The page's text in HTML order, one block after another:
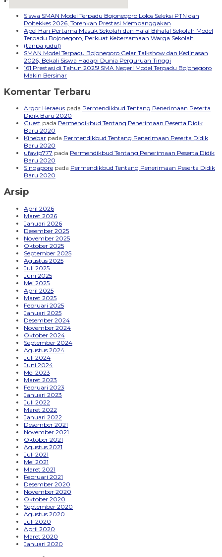
embedgooglemap.net
Siswa SMAN Model Terpadu Bojonegoro Lolos Seleksi PTN dan
Poltekkes 2026, Torehkan Prestasi Membanggakan
Apel Hari Pertama Masuk Sekolah dan Halal Bihalal Sekolah Model
Terpadu Bojonegoro, Perkuat Kebersamaan Warga Sekolah
(tanpa judul)
SMAN Model Terpadu Bojonegoro Gelar Talkshow dan Kedinasan
2026, Bekali Siswa Hadapi Dunia Perguruan Tinggi
161 Prestasi di Tahun 2025! SMA Negeri Model Terpadu Bojonegoro
Makin Bersinar
Komentar Terbaru
Argor Heraeus pada Permendikbud Tentang Penerimaan Peserta
Didik Baru 2020
Guest pada Permendikbud Tentang Penerimaan Peserta Didik
Baru 2020
Kinebar pada Permendikbud Tentang Penerimaan Peserta Didik
Baru 2020
ufavip777 pada Permendikbud Tentang Penerimaan Peserta Didik
Baru 2020
Singapore pada Permendikbud Tentang Penerimaan Peserta Didik
Baru 2020
Arsip
April 2026
Maret 2026
Januari 2026
Desember 2025
November 2025
Oktober 2025
September 2025
Agustus 2025
Juli 2025
Juni 2025
Mei 2025
April 2025
Maret 2025
Februari 2025
Januari 2025
Desember 2024
November 2024
Oktober 2024
September 2024
Agustus 2024
Juli 2024
Juni 2024
Mei 2023
Maret 2023
Februari 2023
Januari 2023
Juli 2022
Maret 2022
Januari 2022
Desember 2021
November 2021
Oktober 2021
Agustus 2021
Juli 2021
Mei 2021
Maret 2021
Februari 2021
Desember 2020
November 2020
Oktober 2020
September 2020
Agustus 2020
Juli 2020
April 2020
Maret 2020
Januari 2020